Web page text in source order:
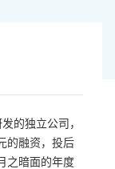
的独立公司，
的融资，投后
之暗面的年度